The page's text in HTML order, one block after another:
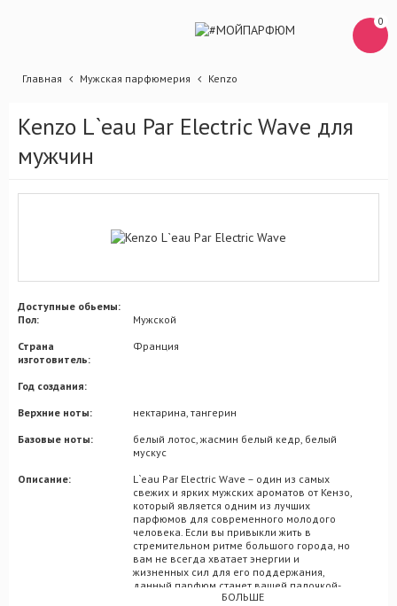
0
Главная Мужская парфюмерия Kenzo
Kenzo L`eau Par Electric Wave для
мужчин
Доступные обьемы:
Пол:
Мужской
Страна
изготовитель:
Франция
Год создания:
Верхние ноты:
нектарина, тангерин
Базовые ноты:
белый лотос, жасмин белый кедр, белый
мускус
Описание:
L`eau Par Electric Wave – один из самых
свежих и ярких мужских ароматов от Кензо,
который является одним из лучших
парфюмов для современного молодого
человека. Если вы привыкли жить в
стремительном ритме большого города, но
вам не всегда хватает энергии и
жизненных сил для его поддержания,
данный парфюм станет вашей палочкой-
выручалочкой. В его составе собраны
БОЛЬШЕ